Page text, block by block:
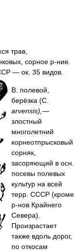
трав,
сорное р-ние.
— ок. 35 видов.
В. полевой,
берёзка (С.
arvensis),—
злостный
многолетний
корнеотпрысковый
сорняк,
засоряющий в осн.
посевы полевых
культур на всей
терр. СССР (кроме
р-нов Крайнего
Севера).
Произрастает
также вдоль дорог,
по откосам